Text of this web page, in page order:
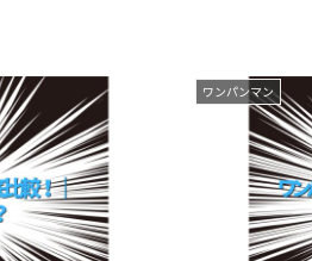
ワンパンマン